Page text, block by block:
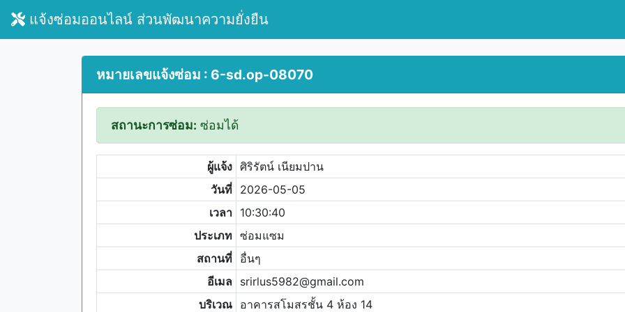
แจ้งซ่อมออนไลน์ ส่วนพัฒนาความยั่งยืน
หมายเลขแจ้งซ่อม : 6-sd.op-08070
สถานะการซ่อม: ซ่อมได้
ผู้แจ้ง ศิริรัตน์ เนียมปาน
วันที่ 2026-05-05
เวลา 10:30:40
ประเภท ซ่อมแซม
สถานที่ อื่นๆ
อีเมล srirlus5982@gmail.com
บริเวณ อาคารสโมสรชั้น 4 ห้อง 14